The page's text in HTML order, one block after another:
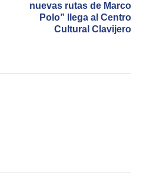
nuevas rutas de Marco
Polo” llega al Centro
Cultural Clavijero